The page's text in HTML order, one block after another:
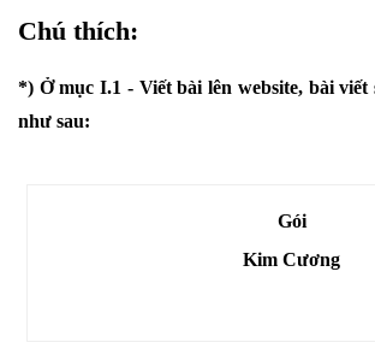
Chú thích:
*) Ở mục I.1 - Viết bài lên website, bài viết
như sau:
Gói
Kim Cương